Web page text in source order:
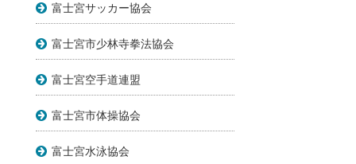
富士宮サッカー協会
富士宮市少林寺拳法協会
富士宮空手道連盟
富士宮市体操協会
富士宮水泳協会